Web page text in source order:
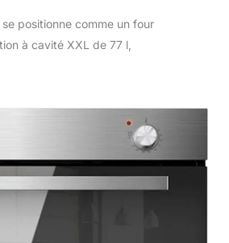
se positionne comme un four
à cavité XXL de 77 l,